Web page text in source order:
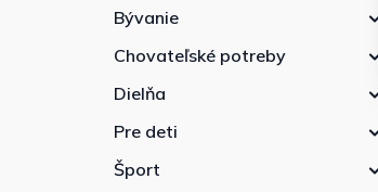
Bývanie
Chovateľské potreby
Dielňa
Pre deti
Šport